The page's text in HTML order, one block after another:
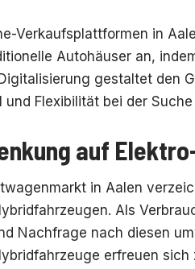
Verkaufsplattformen in
Autohäuser an,
gestaltet den
und Flexibilität bei der
auf
in Aalen
Als
Nachfrage nach diesen
erfreuen